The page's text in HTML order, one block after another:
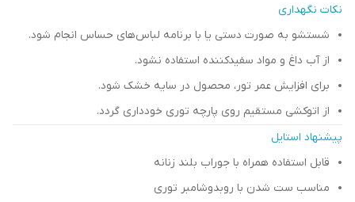
نکات نگهداری
شستشو به صورت دستی یا با برنامه لباس‌های حساس انجام شود.
از آب داغ و مواد سفیدکننده استفاده نشود.
برای افزایش عمر تور، محصول در سایه خشک شود.
از اتوکشی مستقیم روی پارچه توری خودداری گردد.
پیشنهاد استایل
قابل استفاده همراه با جوراب بلند زنانه
مناسب ست شدن با روبدوشامبر توری